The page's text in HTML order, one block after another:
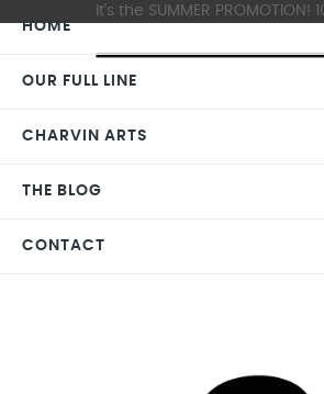
It's the SUMMER
HOME
OUR FULL LINE
CHARVIN ARTS
THE BLOG
CONTACT